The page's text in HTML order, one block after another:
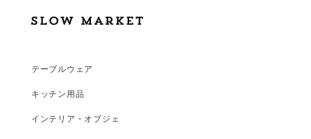
テーブルウェア
キッチン用品
インテリア・オブジェ